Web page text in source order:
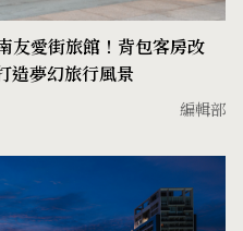
友愛街旅館！背包客房改
造夢幻旅行風景
編輯部